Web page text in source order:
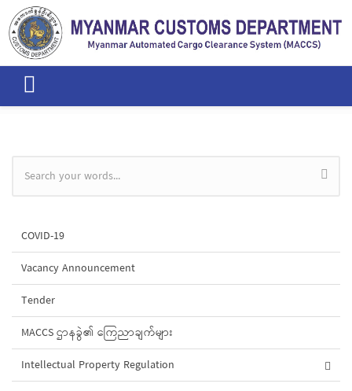
Skip to main content
Search form
COVID-19
Vacancy Announcement
Tender
MACCS ဌာနခွဲ၏ ကြေညာချက်များ
Intellectual Property Regulation